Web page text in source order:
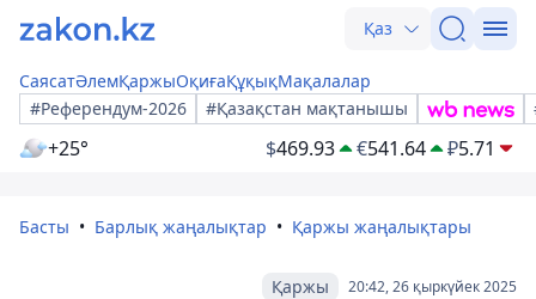
Қаз
СаясатӘлемҚаржыОқиғаҚұқықМақалалар
#Референдум-2026
#Қазақстан мақтанышы
+25° $469.93 €541.64 ₽5.71
Басты Барлық жаңалықтар Қаржы жаңалықтары
20:42, 26 қыркүйек 2025
Қаржы